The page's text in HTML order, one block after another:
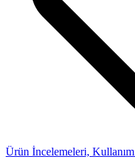
Ürün İncelemeleri,